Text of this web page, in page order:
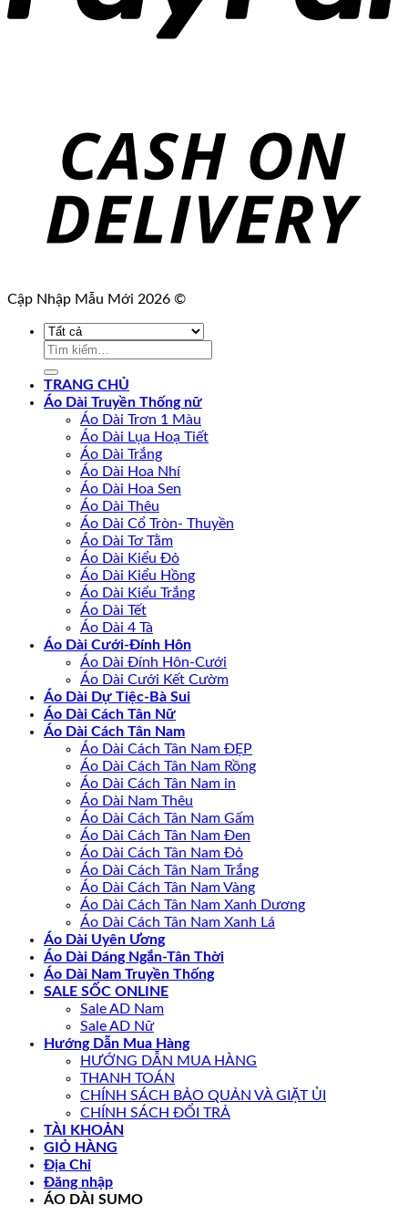
Cập Nhập Mẫu Mới 2026 ©
Tìm
TRANG CHỦ
Áo Dài Truyền Thống nữ
Áo Dài Trơn 1 Màu
Áo Dài Lụa Hoạ Tiết
Áo Dài Trắng
Áo Dài Hoa Nhí
Áo Dài Hoa Sen
Áo Dài Thêu
Áo Dài Cổ Tròn- Thuyền
Áo Dài Tơ Tằm
Áo Dài Kiểu Đỏ
Áo Dài Kiểu Hồng
Áo Dài Kiểu Trắng
Áo Dài Tết
Áo Dài 4 Tà
Áo Dài Cưới-Đính Hôn
Áo Dài Đính Hôn-Cưới
Áo Dài Cưới Kết Cườm
Áo Dài Dự Tiệc-Bà Sui
Áo Dài Cách Tân Nữ
Áo Dài Cách Tân Nam
Áo Dài Cách Tân Nam ĐẸP
Áo Dài Cách Tân Nam Rồng
Áo Dài Cách Tân Nam in
Áo Dài Nam Thêu
Áo Dài Cách Tân Nam Gấm
Áo Dài Cách Tân Nam Đen
Áo Dài Cách Tân Nam Đỏ
Áo Dài Cách Tân Nam Trắng
Áo Dài Cách Tân Nam Vàng
Áo Dài Cách Tân Nam Xanh Dương
Áo Dài Cách Tân Nam Xanh Lá
Áo Dài Uyên Ương
Áo Dài Dáng Ngắn-Tân Thời
Áo Dài Nam Truyền Thống
SALE SỐC ONLINE
Sale AD Nam
Sale AD Nữ
Hướng Dẫn Mua Hàng
HƯỚNG DẪN MUA HÀNG
THANH TOÁN
CHÍNH SÁCH BẢO QUẢN VÀ GIẶT ỦI
CHÍNH SÁCH ĐỔI TRẢ
TÀI KHOẢN
GIỎ HÀNG
Địa Chỉ
Đăng nhập
ÁO DÀI SUMO